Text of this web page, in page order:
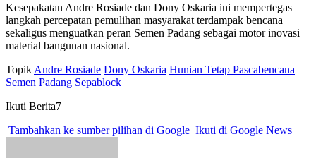
Kesepakatan Andre Rosiade dan Dony Oskaria ini mempertegas
langkah percepatan pemulihan masyarakat terdampak bencana
sekaligus menguatkan peran Semen Padang sebagai motor inovasi
material bangunan nasional.
Topik Andre Rosiade Dony Oskaria Hunian Tetap Pascabencana
Semen Padang Sepablock
Ikuti Berita7
Tambahkan ke sumber pilihan di Google Ikuti di Google News